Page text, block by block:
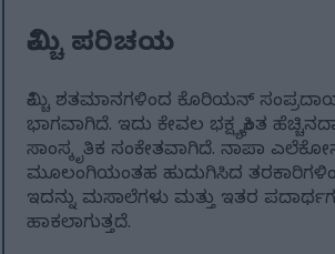
ಕಿಮ್ಚಿ ಪರಿಚಯ
ಕಿಮ್ಚಿ ಶತಮಾನಗಳಿಂದ ಕೊರಿಯನ್
ಭಾಗವಾಗಿದೆ. ಇದು ಕೇವಲ ಭಕ್ಷ್ಯಕ್ಕಿಂತ
ಸಾಂಸ್ಕೃತಿಕ ಸಂಕೇತವಾಗಿದೆ. ನಾಪಾ
ಮೂಲಂಗಿಯಂತಹ ಹುದುಗಿಸಿದ
ಇದನ್ನು ಮಸಾಲೆಗಳು ಮತ್ತು ಇತರ
ಹಾಕಲಾಗುತ್ತದೆ.